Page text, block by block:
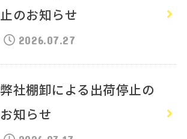
止のお知らせ
2026.07.27
弊社棚卸による出荷停止の
お知らせ